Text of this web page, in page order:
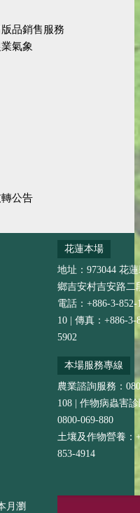
版品銷售服務
氣象
公告
花蓮本場
地址：973044 花
鄉吉安村吉安路二
電話：+886-3-852-
10 | 傳真：+886-3-
5902
本場服務專線
農業諮詢服務：
108 | 作物病蟲害
0800-069-880
土壤及作物營養：
853-4914
月瀏